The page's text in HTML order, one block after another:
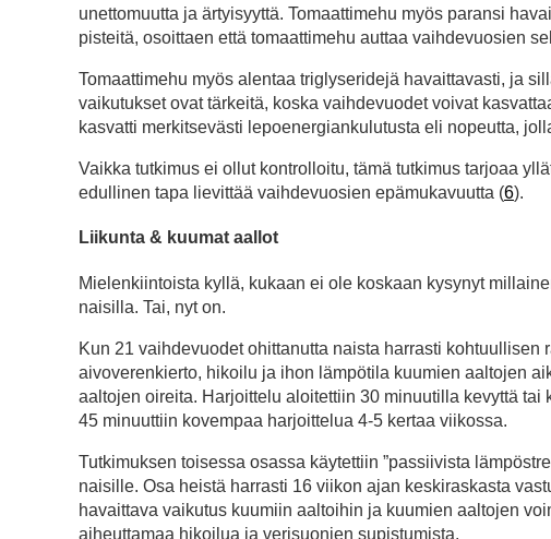
unettomuutta ja ärtyisyyttä. Tomaattimehu myös paransi
pisteitä, osoittaen että tomaattimehu auttaa vaihdevuosien
Tomaattimehu myös alentaa triglyseridejä havaittavasti, ja
vaikutukset ovat tärkeitä, koska vaihdevuodet voivat
kasvatti merkitsevästi lepoenergiankulutusta eli nopeutta,
Vaikka tutkimus ei ollut kontrolloitu, tämä tutkimus tarjoaa
edullinen tapa lievittää vaihdevuosien epämukavuutta (6).
Liikunta & kuumat aallot
Mielenkiintoista kyllä, kukaan ei ole koskaan kysynyt
naisilla. Tai, nyt on.
Kun 21 vaihdevuodet ohittanutta naista harrasti
aivoverenkierto, hikoilu ja ihon lämpötila kuumien aaltojen
aaltojen oireita. Harjoittelu aloitettiin 30 minuutilla kevyttä
45 minuuttiin kovempaa harjoittelua 4-5 kertaa viikossa.
Tutkimuksen toisessa osassa käytettiin ”passiivista
naisille. Osa heistä harrasti 16 viikon ajan keskiraskasta
havaittava vaikutus kuumiin aaltoihin ja kuumien aaltojen
aiheuttamaa hikoilua ja verisuonien supistumista.